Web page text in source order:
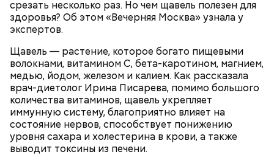
срезать несколько раз. Но чем щавель полезен для
здоровья? Об этом «Вечерняя Москва» узнала у
экспертов.
Щавель — растение, которое богато пищевыми
волокнами, витамином С, бета-каротином, магнием,
медью, йодом, железом и калием. Как рассказала
врач-диетолог Ирина Писарева, помимо большого
количества витаминов, щавель укрепляет
иммунную систему, благоприятно влияет на
состояние нервов, способствует понижению
уровня сахара и холестерина в крови, а также
выводит токсины из печени.
Диетолог отметила, что норма потребления